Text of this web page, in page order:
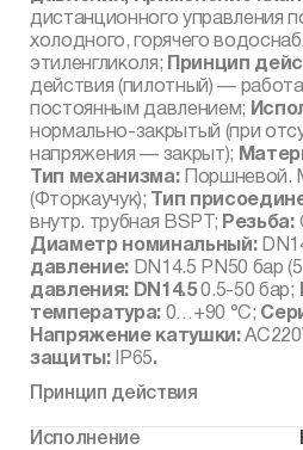
дистанционного управления
холодного, горячего
этиленгликоля; Принцип
действия (пилотный) —
постоянным давлением;
нормально-закрытый (при
напряжения — закрыт);
Тип механизма:
Поршневой.
(Фторкаучук); Тип
внутр. трубная BSPT; Резьба:
Диаметр номинальный:
давление: DN14.5 PN50 бар
давления: DN14.50.5-50 бар;
температура: 0…+90 °С;
Напряжение катушки:
защиты:
IP65.
Принцип действия
Исполнение